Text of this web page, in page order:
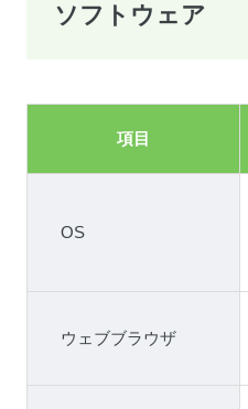
ソフトウェア
項目
OS
ウェブブラウザ